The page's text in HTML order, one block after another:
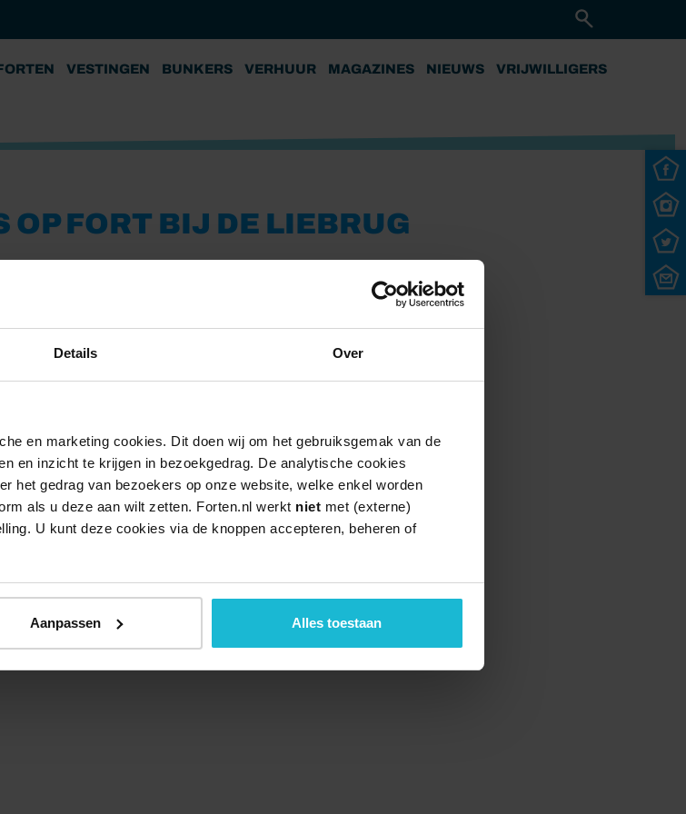
Details Over
en marketing cookies. Dit doen wij om het gebruiksgemak van de
en inzicht te krijgen in bezoekgedrag. De analytische cookies
het gedrag van bezoekers op onze website, welke enkel worden
als u deze aan wilt zetten. Forten.nl werkt niet met (externe)
U kunt deze cookies via de knoppen accepteren, beheren of
Aanpassen Alles toestaan
VESTINGEN BUNKERS VERHUUR MAGAZINES NIEUWS VRIJWILLIGERS
OP FORT BIJ DE LIEBRUG
Disclaimer Contact Forten.nl wordt ondersteund door de